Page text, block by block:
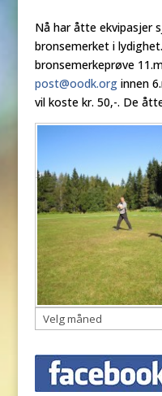
Nå har åtte ekvipasjer
bronsemerket i
bronsemerkeprøve
post@oodk.orginnen
vil koste kr. 50,-. De